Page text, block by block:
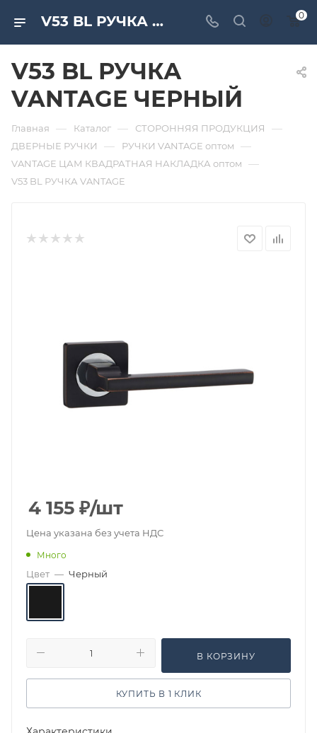
V53 BL РУЧКА VANTAGE ЧЕРНЫЙ. Дверная и мебельная фурнитура САМИР-КИЛИТ | Оптовые поставки 0
V53 BL РУЧКА
VANTAGE ЧЕРНЫЙ
Главная — Каталог — СТОРОННЯЯ ПРОДУКЦИЯ —
ДВЕРНЫЕ РУЧКИ — РУЧКИ VANTAGE оптом —
VANTAGE ЦАМ КВАДРАТНАЯ НАКЛАДКА оптом —
V53 BL РУЧКА VANTAGE
4 155 ₽/шт
Цена указана без учета НДС
Много
Цвет — Черный
В КОРЗИНУ
КУПИТЬ В 1 КЛИК